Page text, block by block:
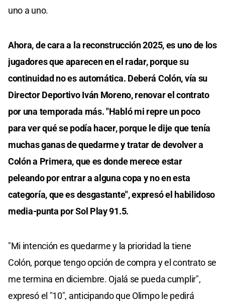
uno a uno.
Ahora, de cara a la reconstrucción 2025, es uno de los
jugadores que aparecen en el radar, porque su
continuidad no es automática. Deberá Colón, vía su
Director Deportivo Iván Moreno, renovar el contrato
por una temporada más. "Habló mi repre un poco
para ver qué se podía hacer, porque le dije que tenía
muchas ganas de quedarme y tratar de devolver a
Colón a Primera, que es donde merece estar
peleando por entrar a alguna copa y no en esta
categoría, que es desgastante", expresó el habilidoso
media-punta por Sol Play 91.5.
"Mi intención es quedarme y la prioridad la tiene
Colón, porque tengo opción de compra y el contrato se
me termina en diciembre. Ojalá se pueda cumplir",
expresó el "10", anticipando que Olimpo le pedirá